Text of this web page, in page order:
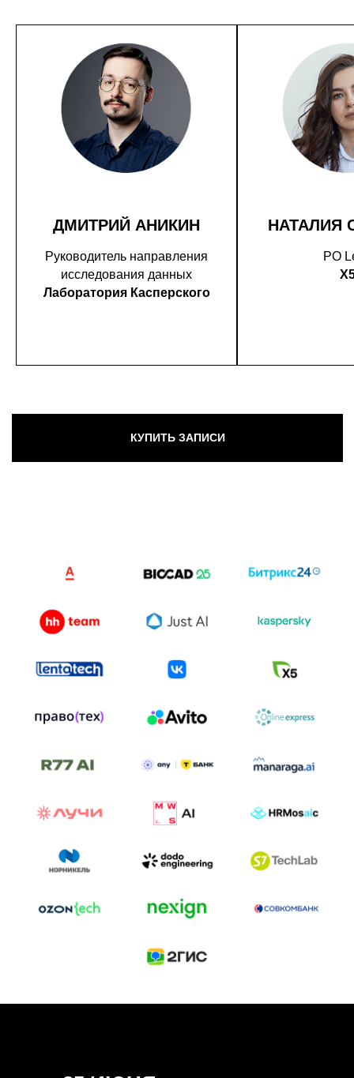
ДМИТРИЙ АНИКИН
Руководитель направления
исследования данных
Лаборатория Касперского
НАТАЛИЯ
PO
к построению бизнеса и созданию технологий под
И БИТВА АГЕНТОВ